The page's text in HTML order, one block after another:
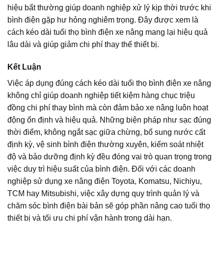
hiệu bất thường giúp doanh nghiệp xử lý kịp thời trước khi
bình điện gặp hư hỏng nghiêm trọng. Đây được xem là
cách kéo dài tuổi thọ bình điện xe nâng mang lại hiệu quả
lâu dài và giúp giảm chi phí thay thế thiết bị.
Kết Luận
Việc áp dụng đúng cách kéo dài tuổi thọ bình điện xe nâng
không chỉ giúp doanh nghiệp tiết kiệm hàng chục triệu
đồng chi phí thay bình mà còn đảm bảo xe nâng luôn hoạt
động ổn định và hiệu quả. Những biện pháp như sạc đúng
thời điểm, không ngắt sạc giữa chừng, bổ sung nước cất
định kỳ, vệ sinh bình điện thường xuyên, kiểm soát nhiệt
độ và bảo dưỡng định kỳ đều đóng vai trò quan trọng trong
việc duy trì hiệu suất của bình điện. Đối với các doanh
nghiệp sử dụng xe nâng điện Toyota, Komatsu, Nichiyu,
TCM hay Mitsubishi, việc xây dựng quy trình quản lý và
chăm sóc bình điện bài bản sẽ góp phần nâng cao tuổi thọ
thiết bị và tối ưu chi phí vận hành trong dài hạn.